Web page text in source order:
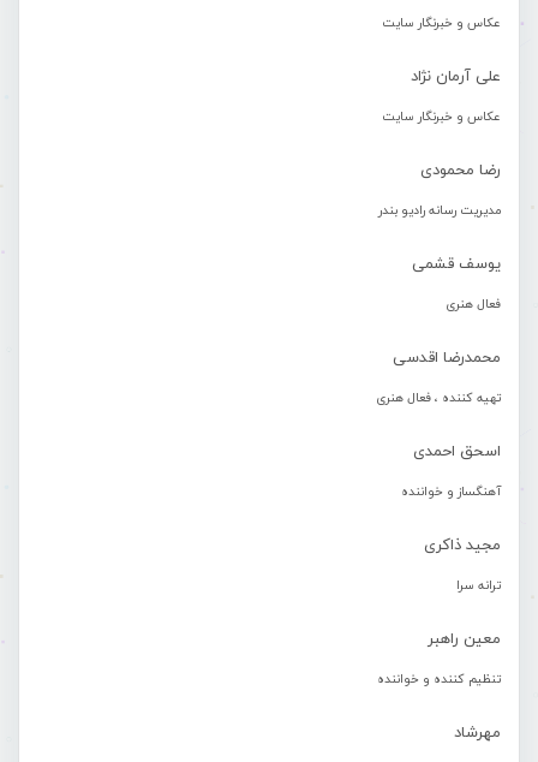
عکاس و خبرنگار سایت
علی آرمان نژاد
عکاس و خبرنگار سایت
رضا محمودی
مدیریت رسانه رادیو بندر
یوسف قشمی
فعال هنری
محمدرضا اقدسی
تهیه کننده ، فعال هنری
اسحق احمدی
آهنگساز و خواننده
مجید ذاکری
ترانه سرا
معین راهبر
تنظیم کننده و خواننده
مهرشاد